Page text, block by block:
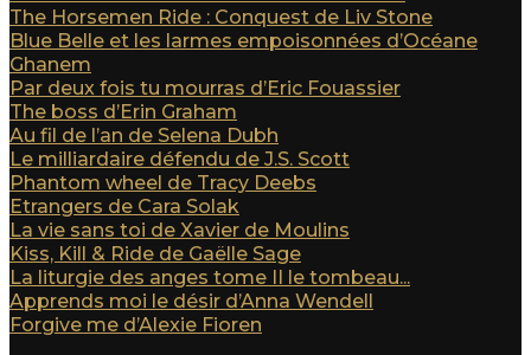
The Horsemen Ride : Conquest de Liv Stone
Blue Belle et les larmes empoisonnées d’Océane
Ghanem
Par deux fois tu mourras d’Eric Fouassier
The boss d’Erin Graham
Au fil de l’an de Selena Dubh
Le milliardaire défendu de J.S. Scott
Phantom wheel de Tracy Deebs
Etrangers de Cara Solak
La vie sans toi de Xavier de Moulins
Kiss, Kill & Ride de Gaëlle Sage
La liturgie des anges tome II le tombeau...
Apprends moi le désir d’Anna Wendell
Forgive me d’Alexie Fioren